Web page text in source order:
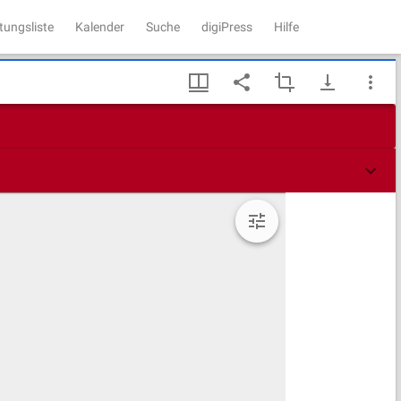
Kalender Suche digiPress Hilfe